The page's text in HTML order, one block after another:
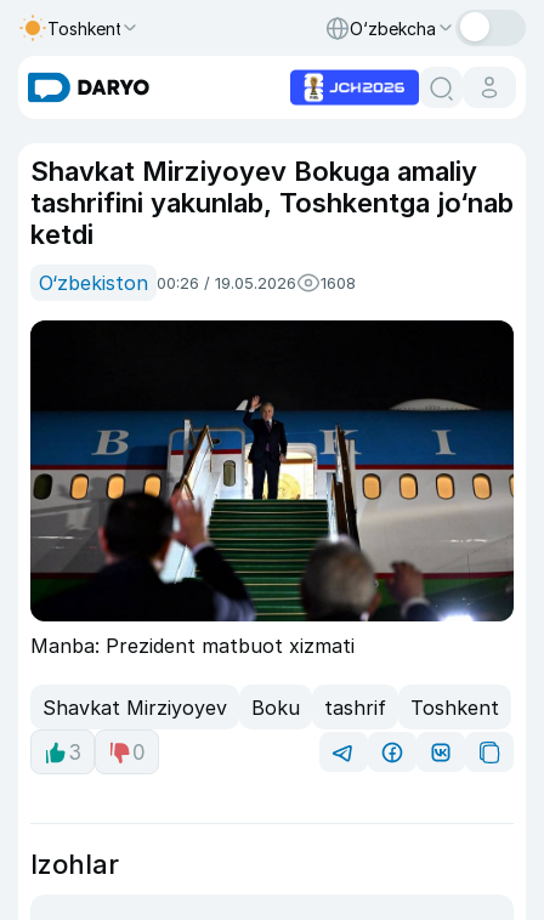
Toshkent O‘zbekcha
Shavkat Mirziyoyev Bokuga amaliy
tashrifini yakunlab, Toshkentga jo‘nab
ketdi
O‘zbekiston 00:26 / 19.05.2026 1608
Manba: Prezident matbuot xizmati
Shavkat Mirziyoyev Boku tashrif
Toshkent
3
0
Izohlar